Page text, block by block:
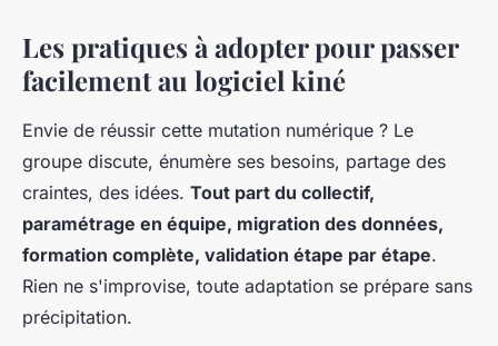
Les pratiques à adopter pour passer
facilement au logiciel kiné
Envie de réussir cette mutation numérique ? Le
groupe discute, énumère ses besoins, partage des
craintes, des idées. Tout part du collectif,
paramétrage en équipe, migration des données,
formation complète, validation étape par étape.
Rien ne s'improvise, toute adaptation se prépare sans
précipitation.